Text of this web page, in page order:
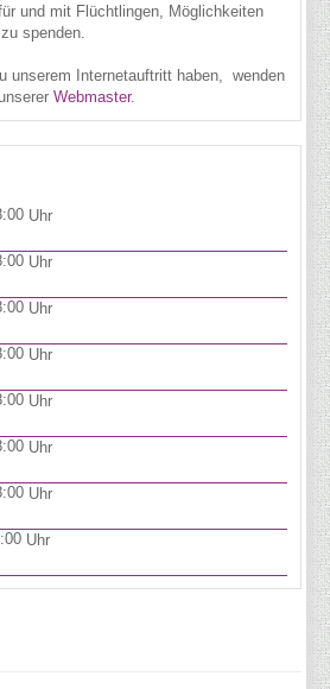
und mit Flüchtlingen, Möglichkeiten
spenden.
unserem Internetauftritt haben, wenden
Webmaster.
Uhr
Uhr
Uhr
Uhr
Uhr
Uhr
Uhr
Uhr